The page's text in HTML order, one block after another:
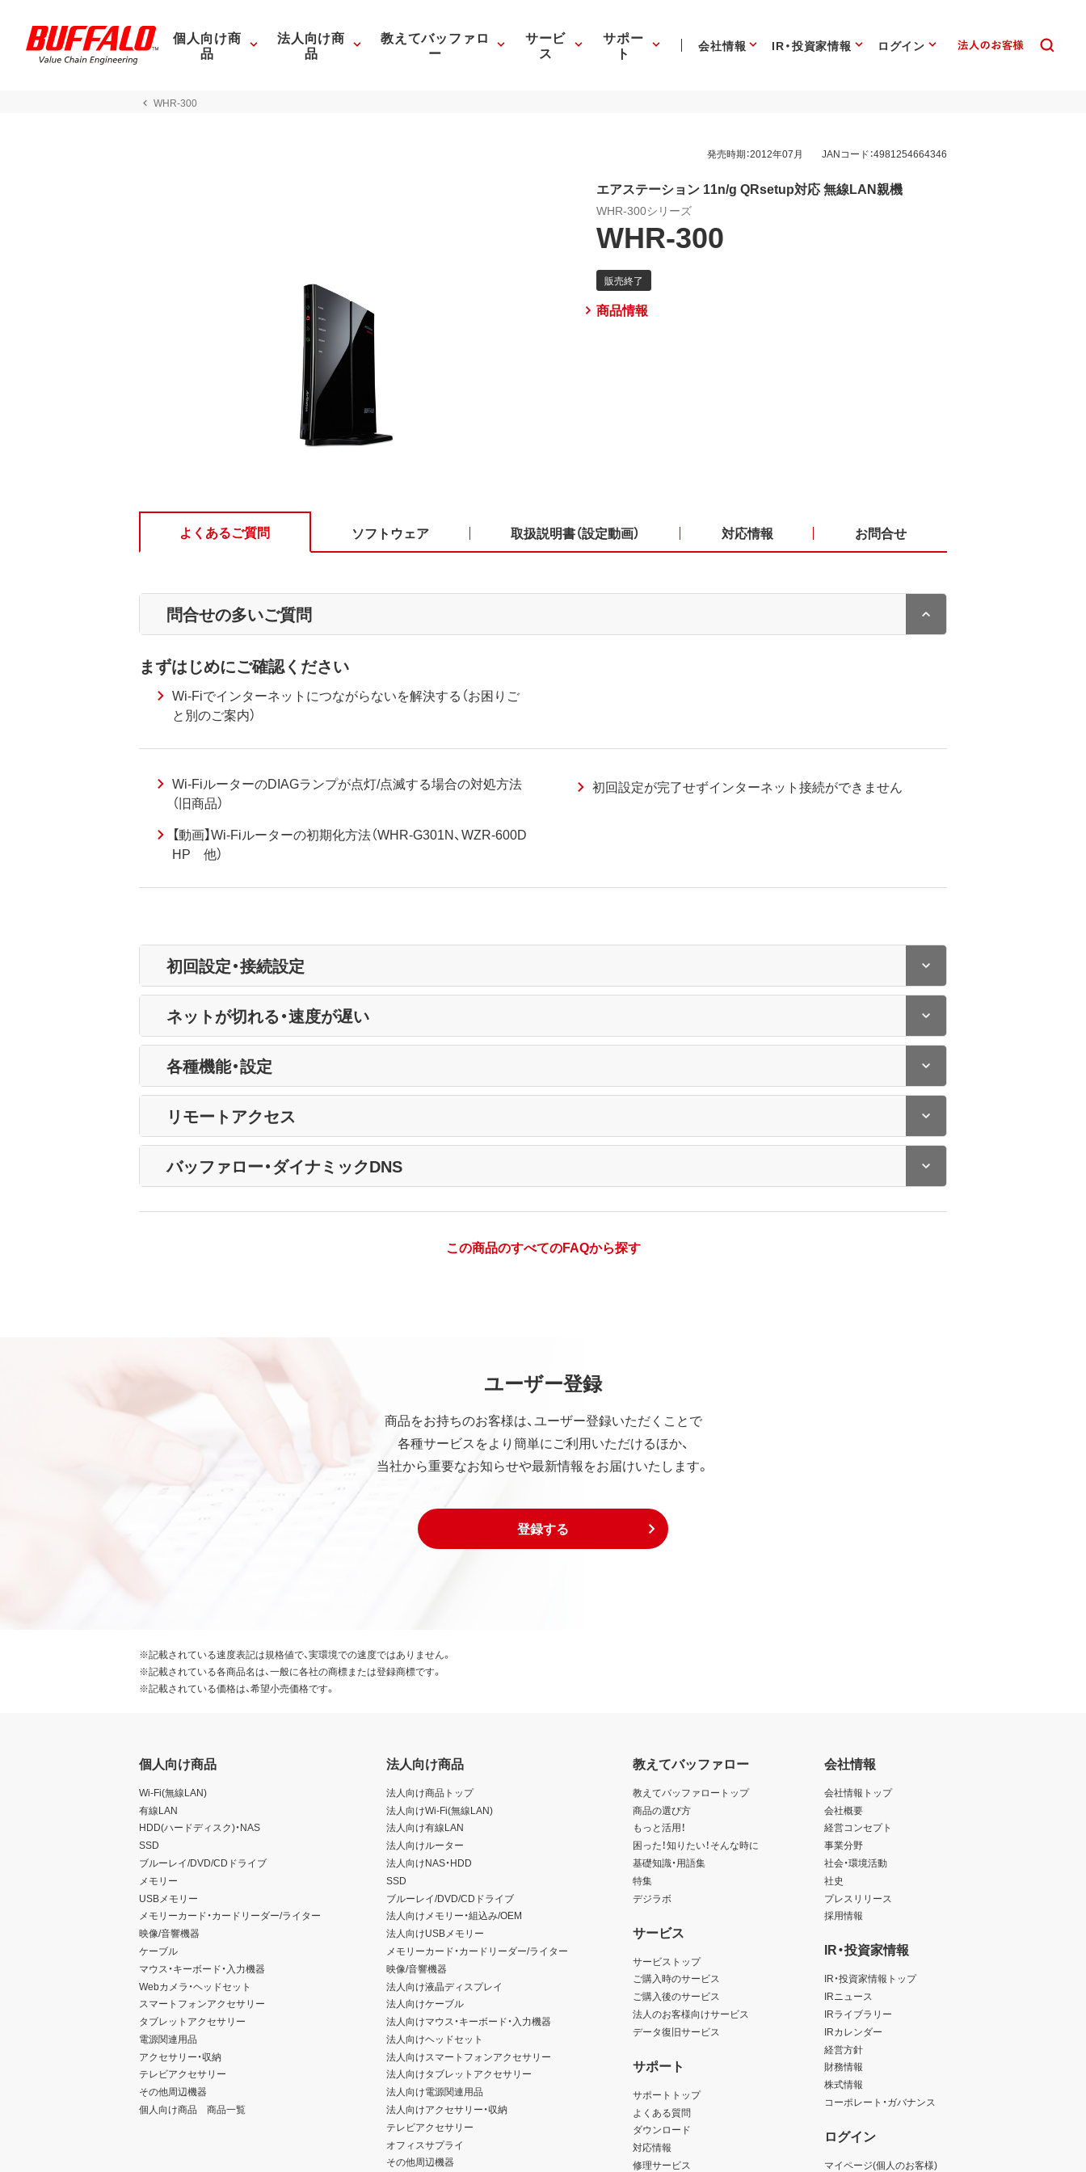
個人向け商
品
法人向け商
品
教えてバッファロ
ー
サービ
ス
サポー
ト 会社情報 IR・投資家情報 ログイン
WHR-300
発売時期：2012年07月 JANコード：4981254664346
エアステーション 11n/g QRsetup対応 無線LAN親機
WHR-300シリーズ
WHR-300
商品情報
よくあるご質問 ソフトウェア 取扱説明書（設定動画） 対応情報 お問合せ
問合せの多いご質問
まずはじめにご確認ください
Wi-Fiでインターネットにつながらないを解決する（お困りご
と別のご案内）
Wi-FiルーターのDIAGランプが点灯/点滅する場合の対処方法
（旧商品）
初回設定が完了せずインターネット接続ができません
【動画】Wi-Fiルーターの初期化方法（WHR-G301N、WZR-600D
HP 他）
初回設定・接続設定
ネットが切れる・速度が遅い
各種機能・設定
リモートアクセス
バッファロー・ダイナミックDNS
この商品のすべてのFAQから探す
ユーザー登録
商品をお持ちのお客様は、ユーザー登録いただくことで
各種サービスをより簡単にご利用いただけるほか、
当社から重要なお知らせや最新情報をお届けいたします。
登録する
※記載されている速度表記は規格値で、実環境での速度ではありません。
※記載されている各商品名は、一般に各社の商標または登録商標です。
※記載されている価格は、希望小売価格です。
個人向け商品
Wi-Fi(無線LAN)
有線LAN
HDD(ハードディスク)・NAS
SSD
ブルーレイ/DVD/CDドライブ
メモリー
USBメモリー
メモリーカード・カードリーダー/ライター
映像/音響機器
ケーブル
マウス・キーボード・入力機器
Webカメラ・ヘッドセット
スマートフォンアクセサリー
タブレットアクセサリー
電源関連用品
アクセサリー・収納
テレビアクセサリー
その他周辺機器
個人向け商品 商品一覧
法人向け商品
法人向け商品トップ
法人向けWi-Fi(無線LAN)
法人向け有線LAN
法人向けルーター
法人向けNAS・HDD
SSD
ブルーレイ/DVD/CDドライブ
法人向けメモリー・組込み/OEM
法人向けUSBメモリー
メモリーカード・カードリーダー/ライター
映像/音響機器
法人向け液晶ディスプレイ
法人向けケーブル
法人向けマウス・キーボード・入力機器
法人向けヘッドセット
法人向けスマートフォンアクセサリー
法人向けタブレットアクセサリー
法人向け電源関連用品
法人向けアクセサリー・収納
テレビアクセサリー
オフィスサプライ
その他周辺機器
教えてバッファロー
教えてバッファロートップ
商品の選び方
もっと活用！
困った！知りたい！そんな時に
基礎知識・用語集
特集
デジラボ
サービス
サービストップ
ご購入時のサービス
ご購入後のサービス
法人のお客様向けサービス
データ復旧サービス
サポート
サポートトップ
よくある質問
ダウンロード
対応情報
修理サービス
会社情報
会社情報トップ
会社概要
経営コンセプト
事業分野
社会・環境活動
社史
プレスリリース
採用情報
IR・投資家情報
IR・投資家情報トップ
IRニュース
IRライブラリー
IRカレンダー
経営方針
財務情報
株式情報
コーポレート・ガバナンス
ログイン
マイページ(個人のお客様)